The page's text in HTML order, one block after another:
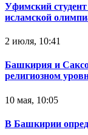
Уфимский студент
исламской
2 июля, 10:41
Башкирия и
религиозном
10 мая, 10:05
В Башкирии